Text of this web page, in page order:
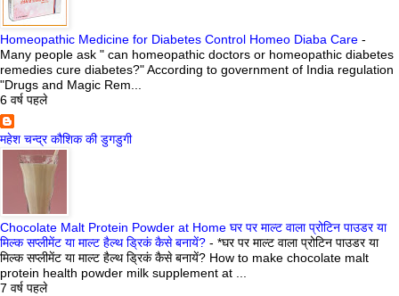
Homeopathic Medicine for Diabetes Control Homeo Diaba Care -
Many people ask " can homeopathic doctors or homeopathic diabetes
remedies cure diabetes?" According to government of India regulation
"Drugs and Magic Rem...
6 वर्ष पहले
महेश चन्द्र कौशिक की डुगडुगी
Chocolate Malt Protein Powder at Home घर पर माल्ट वाला प्रोटिन पाउडर या
मिल्क सप्लीमेंट या माल्ट हैल्थ ड्रिकं कैसे बनायें? - *घर पर माल्ट वाला प्रोटिन पाउडर या
मिल्क सप्लीमेंट या माल्ट हैल्थ ड्रिकं कैसे बनायें? How to make chocolate malt
protein health powder milk supplement at ...
7 वर्ष पहले